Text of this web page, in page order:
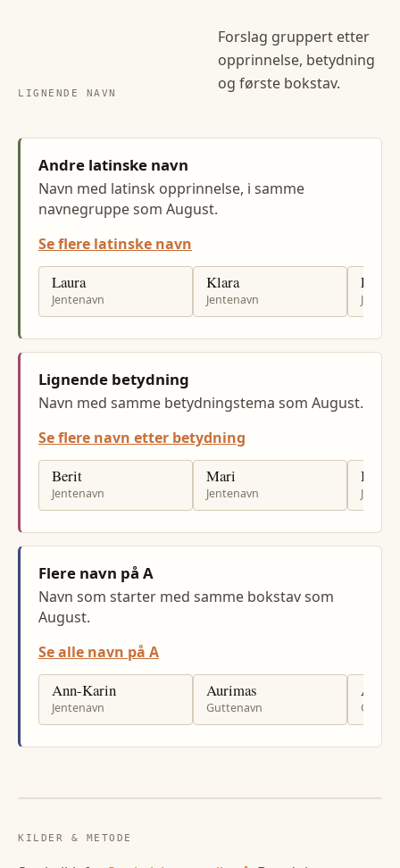
LIGNENDE NAVN
Forslag gruppert etter
opprinnelse, betydning
og første bokstav.
Andre latinske navn
Navn med latinsk opprinnelse, i samme
navnegruppe som August.
Se flere latinske navn
Laura
Jentenavn
Klara
Jentenavn
Emilia
Lignende betydning
Navn med samme betydningstema som August.
Se flere navn etter betydning
Berit
Jentenavn
Mari
Jentenavn
Britt
Flere navn på A
Navn som starter med samme bokstav som
August.
Se alle navn på A
Ann-Karin
Jentenavn
Aurimas
Guttenavn
Atlas
KILDER & METODE